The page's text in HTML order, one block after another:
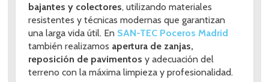
bajantes y colectores, utilizando materiales
resistentes y técnicas modernas que garantizan
una larga vida útil. En SAN-TEC Poceros Madrid
también realizamos apertura de zanjas,
reposición de pavimentos y adecuación del
terreno con la máxima limpieza y profesionalidad.